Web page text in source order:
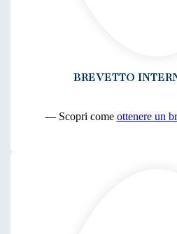
BREVETTO
— Scopri come ottenere un